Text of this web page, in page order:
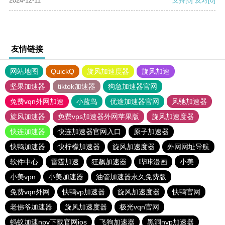
友情链接
网站地图 QuickQ 旋风加速度器
旋风加速
坚果加速器
tiktok加速器
狗急加速器官网
免费vqn外网加速
小蓝鸟 优途加速器官网
风驰加速器
旋风加速器
免费vps加速器外网苹果版
旋风加速度器
快连加速器
快连加速器官网入口
原子加速器
快鸭加速器
快柠檬加速器 旋风加速度器
外网网址导航
软件中心
雷霆加速 狂飙加速器 哔咔漫画
小美
小美vpn
小美加速器
油管加速器永久免费版
免费vqn外网
快鸭vp加速器 旋风加速度器
快鸭官网
老佛爷加速器
旋风加速度器
极光vqn官网
蚂蚁加速npv下载官网ios
飞狗加速器 黑洞nvp加速器